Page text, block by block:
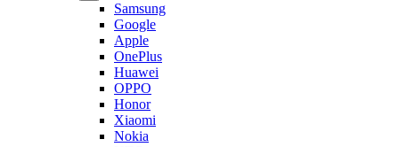
Samsung
Google
Apple
OnePlus
Huawei
OPPO
Honor
Xiaomi
Nokia